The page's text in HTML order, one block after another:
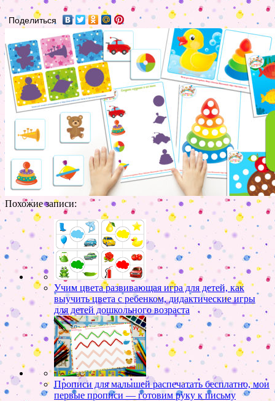
Поделиться
Похожие записи:
Учим цвета развивающая игра для детей, как
выучить цвета с ребенком, дидактические игры
для детей дошкольного возраста
Прописи для малышей распечатать бесплатно, мои
первые прописи — готовим руку к письму